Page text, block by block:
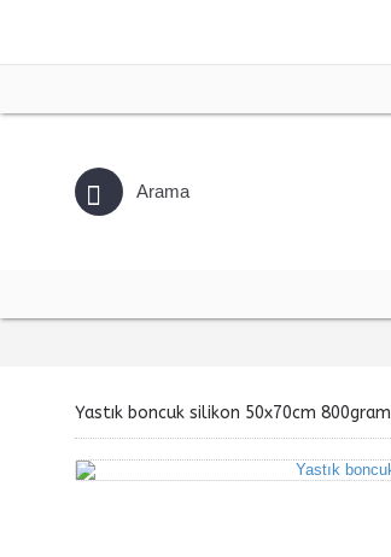
Yastık boncuk silikon 50x70cm 800gram